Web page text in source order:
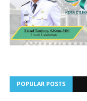
POPULAR POSTS